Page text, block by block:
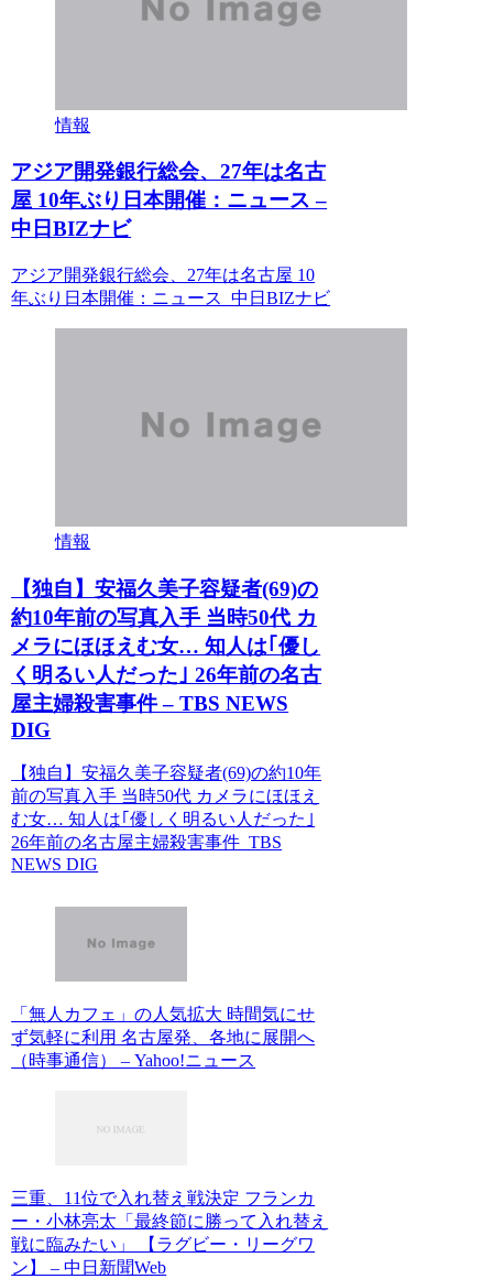
情報
アジア開発銀行総会、27年は名古
屋 10年ぶり日本開催：ニュース –
中日BIZナビ
アジア開発銀行総会、27年は名古屋 10
年ぶり日本開催：ニュース 中日BIZナビ
情報
【独自】安福久美子容疑者(69)の
約10年前の写真入手 当時50代 カ
メラにほほえむ女… 知人は｢優し
く明るい人だった｣ 26年前の名古
屋主婦殺害事件 – TBS NEWS
DIG
【独自】安福久美子容疑者(69)の約10年
前の写真入手 当時50代 カメラにほほえ
む女… 知人は｢優しく明るい人だった｣
26年前の名古屋主婦殺害事件 TBS
NEWS DIG
「無人カフェ」の人気拡大 時間気にせ
ず気軽に利用 名古屋発、各地に展開へ
（時事通信） – Yahoo!ニュース
三重、11位で入れ替え戦決定 フランカ
ー・小林亮太「最終節に勝って入れ替え
戦に臨みたい」 【ラグビー・リーグワ
ン】 – 中日新聞Web